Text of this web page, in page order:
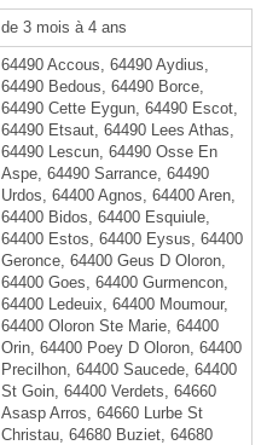
de 3 mois à 4 ans
64490 Accous, 64490 Aydius,
64490 Bedous, 64490 Borce,
64490 Cette Eygun, 64490 Escot,
64490 Etsaut, 64490 Lees Athas,
64490 Lescun, 64490 Osse En
Aspe, 64490 Sarrance, 64490
Urdos, 64400 Agnos, 64400 Aren,
64400 Bidos, 64400 Esquiule,
64400 Estos, 64400 Eysus, 64400
Geronce, 64400 Geus D Oloron,
64400 Goes, 64400 Gurmencon,
64400 Ledeuix, 64400 Moumour,
64400 Oloron Ste Marie, 64400
Orin, 64400 Poey D Oloron, 64400
Precilhon, 64400 Saucede, 64400
St Goin, 64400 Verdets, 64660
Asasp Arros, 64660 Lurbe St
Christau, 64680 Buziet, 64680